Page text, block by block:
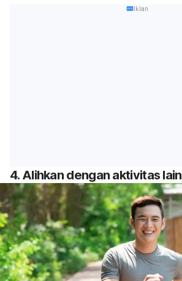
Iklan
4. Alihkan dengan aktivitas lain